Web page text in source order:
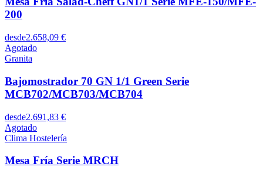
200
desde2.658,09 €
Agotado
Granita
Bajomostrador 70 GN 1/1 Green Serie
MCB702/MCB703/MCB704
desde2.691,83 €
Agotado
Clima Hostelería
Mesa Fría Serie MRCH